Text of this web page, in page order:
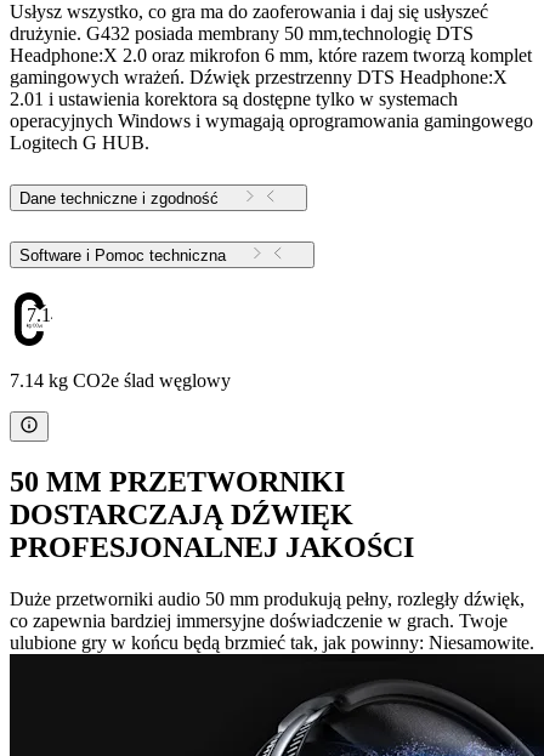
Usłysz wszystko, co gra ma do zaoferowania i daj się usłyszeć
drużynie. G432 posiada membrany 50 mm,technologię DTS
Headphone:X 2.0 oraz mikrofon 6 mm, które razem tworzą komplet
gamingowych wrażeń. Dźwięk przestrzenny DTS Headphone:X
2.01 i ustawienia korektora są dostępne tylko w systemach
operacyjnych Windows i wymagają oprogramowania gamingowego
Logitech G HUB.
Dane techniczne i zgodność
Software i Pomoc techniczna
7.14
7.14 kg CO2e ślad węglowy
50 MM PRZETWORNIKI
DOSTARCZAJĄ DŹWIĘK
PROFESJONALNEJ JAKOŚCI
Duże przetworniki audio 50 mm produkują pełny, rozległy dźwięk,
co zapewnia bardziej immersyjne doświadczenie w grach. Twoje
ulubione gry w końcu będą brzmieć tak, jak powinny: Niesamowite.